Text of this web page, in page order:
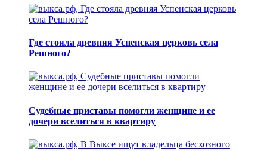
Где стояла древняя Успенская церковь села
Решного?
Судебные приставы помогли женщине и ее
дочери вселиться в квартиру